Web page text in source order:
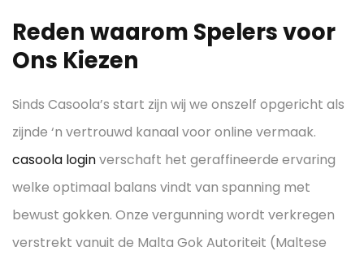
Reden waarom Spelers voor
Ons Kiezen
Sinds Casoola’s start zijn wij we onszelf opgericht als
zijnde ‘n vertrouwd kanaal voor online vermaak.
casoola loginverschaft het geraffineerde ervaring
welke optimaal balans vindt van spanning met
bewust gokken. Onze vergunning wordt verkregen
verstrekt vanuit de Malta Gok Autoriteit (Maltese